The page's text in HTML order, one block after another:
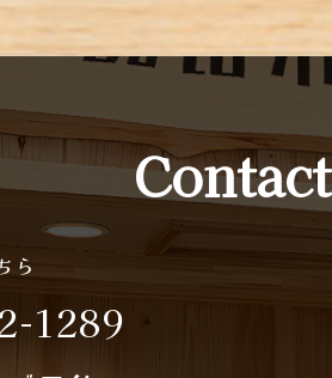
Contact
ら
1289